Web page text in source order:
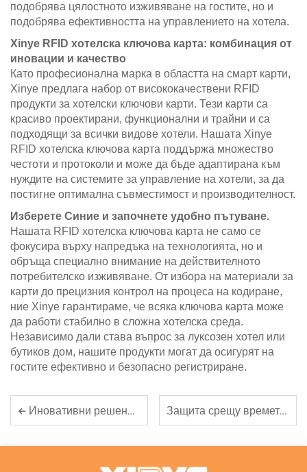
подобрява цялостното изживяване на гостите, но и
подобрява ефективността на управлението на хотела.
Xinye RFID хотелска ключова карта: комбинация от
иновации и качество
Като професионална марка в областта на смарт карти,
Xinye предлага набор от висококачествени RFID
продукти за хотелски ключови карти. Тези карти са
красиво проектирани, функционални и трайни и са
подходящи за всички видове хотели. Нашата Xinye
RFID хотелска ключова карта поддържа множество
честоти и протоколи и може да бъде адаптирана към
нуждите на системите за управление на хотели, за да
постигне оптимална съвместимост и производителност.
Изберете Синие и започнете удобно пътуване.
Нашата RFID хотелска ключова карта не само се
фокусира върху напредъка на технологията, но и
обръща специално внимание на действителното
потребителско изживяване. От избора на материали за
карти до прецизния контрол на процеса на кодиране,
ние Xinye гарантираме, че всяка ключова карта може
да работи стабилно в сложна хотелска среда.
Независимо дали става въпрос за луксозен хотел или
бутиков дом, нашите продукти могат да осигурят на
гостите ефективно и безопасно регистриране.
Иновативни решения за RFID карти за безпроблемно управление на данни Защита срещу времето: Траевността на външни RFID UHF етикети